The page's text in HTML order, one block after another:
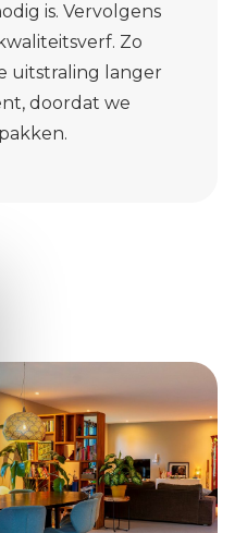
is. Vervolgens
Zo
uitstraling langer
doordat we